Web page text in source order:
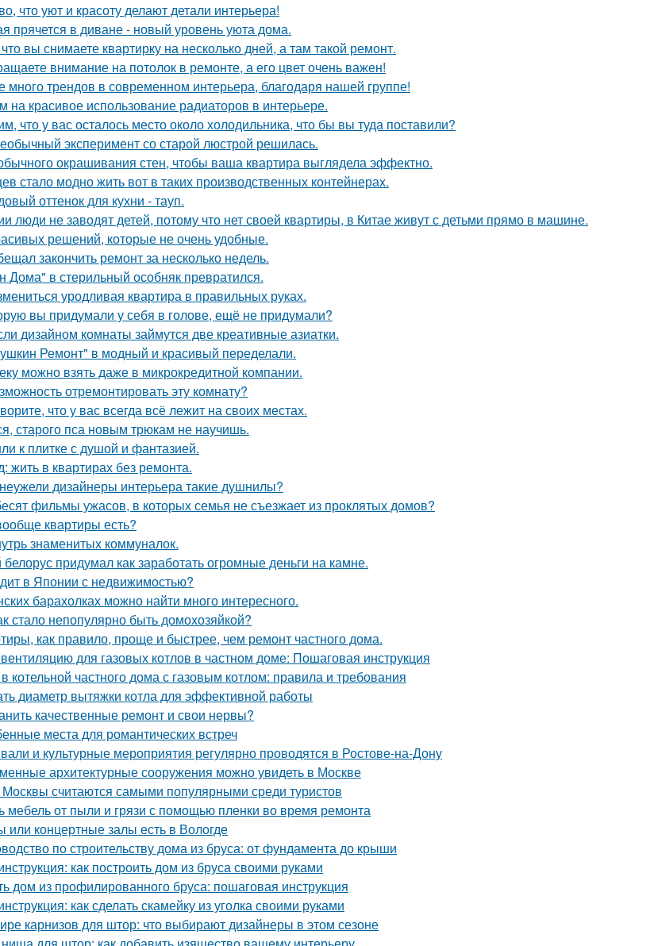
что уют и красоту делают детали интерьера!
прячется в диване - новый уровень уюта дома.
вы снимаете квартирку на несколько дней, а там такой ремонт.
внимание на потолок в ремонте, а его цвет очень важен!
много трендов в современном интерьера, благодаря нашей группе!
красивое использование радиаторов в интерьере.
что у вас осталось место около холодильника, что бы вы туда поставили?
эксперимент со старой люстрой решилась.
окрашивания стен, чтобы ваша квартира выглядела эффектно.
стало модно жить вот в таких производственных контейнерах.
оттенок для кухни - тауп.
люди не заводят детей, потому что нет своей квартиры, в Китае живут с детьми прямо в машине.
решений, которые не очень удобные.
закончить ремонт за несколько недель.
Дома" в стерильный особняк превратился.
уродливая квартира в правильных руках.
вы придумали у себя в голове, ещё не придумали?
дизайном комнаты займутся две креативные азиатки.
Ремонт" в модный и красивый переделали.
можно взять даже в микрокредитной компании.
отремонтировать эту комнату?
что у вас всегда всё лежит на своих местах.
старого пса новым трюкам не научишь.
к плитке с душой и фантазией.
жить в квартирах без ремонта.
дизайнеры интерьера такие душнилы?
фильмы ужасов, в которых семья не съезжает из проклятых домов?
квартиры есть?
знаменитых коммуналок.
придумал как заработать огромные деньги на камне.
в Японии с недвижимостью?
барахолках можно найти много интересного.
стало непопулярно быть домохозяйкой?
как правило, проще и быстрее, чем ремонт частного дома.
для газовых котлов в частном доме: Пошаговая инструкция
котельной частного дома с газовым котлом: правила и требования
диаметр вытяжки котла для эффективной работы
качественные ремонт и свои нервы?
места для романтических встреч
и культурные мероприятия регулярно проводятся в Ростове-на-Дону
архитектурные сооружения можно увидеть в Москве
Москвы считаются самыми популярными среди туристов
мебель от пыли и грязи с помощью пленки во время ремонта
или концертные залы есть в Вологде
по строительству дома из бруса: от фундамента до крыши
как построить дом из бруса своими руками
дом из профилированного бруса: пошаговая инструкция
как сделать скамейку из уголка своими руками
карнизов для штор: что выбирают дизайнеры в этом сезоне